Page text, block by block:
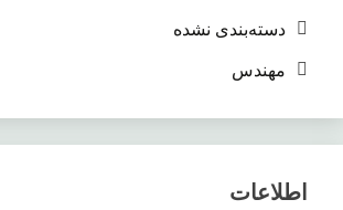
دسته‌بندی نشده
مهندس
اطلاعات